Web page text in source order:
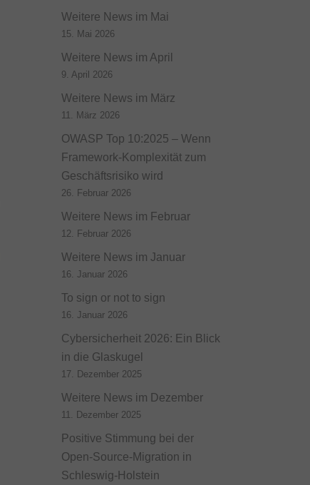
Weitere News im Mai
15. Mai 2026
Weitere News im April
9. April 2026
Weitere News im März
11. März 2026
OWASP Top 10:2025 – Wenn
Framework-Komplexität zum
Geschäftsrisiko wird
26. Februar 2026
Weitere News im Februar
12. Februar 2026
Weitere News im Januar
16. Januar 2026
To sign or not to sign
16. Januar 2026
Cybersicherheit 2026: Ein Blick
in die Glaskugel
17. Dezember 2025
Weitere News im Dezember
11. Dezember 2025
Positive Stimmung bei der
Open-Source-Migration in
Schleswig-Holstein